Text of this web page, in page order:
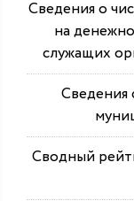
Сведения о
на
служащих
Сведения
Сводный